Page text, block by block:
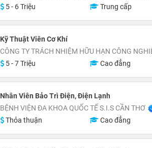
5 - 6 Triệu
Trung cấp
Kỹ Thuật Viên Cơ Khí
CÔNG TY TRÁCH NHIỆM HỮU HẠN CÔNG
5 - 7 Triệu
Cao đẳng
Nhân Viên Bảo Trì Điện, Điện Lạnh
BỆNH VIỆN ĐA KHOA QUỐC TẾ S.I.S CẦN THƠ
Thỏa thuận
Cao đẳng